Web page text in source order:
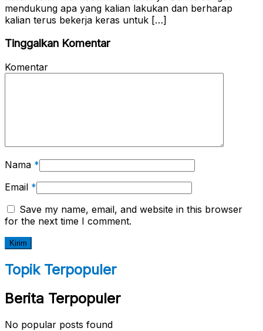
mendukung apa yang kalian lakukan dan berharap
kalian terus bekerja keras untuk […]
Tinggalkan Komentar
Komentar
Nama *
Email *
Save my name, email, and website in this browser
for the next time I comment.
Topik Terpopuler
Berita Terpopuler
No popular posts found